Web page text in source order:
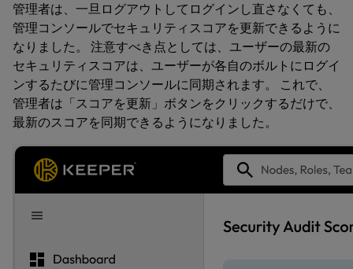
管理者は、一旦ログアウトしてログインし直さなくても、
管理コンソールでセキュリティスコアを更新できるように
なりました。 注意すべき点としては、ユーザーの最新の
セキュリティスコアは、ユーザーが各自のボルトにログイ
ンするたびに管理コンソールに同期されます。 これで、
管理者は「スコアを更新」ボタンをクリックするだけで、
最新のスコアを同期できるようになりました。